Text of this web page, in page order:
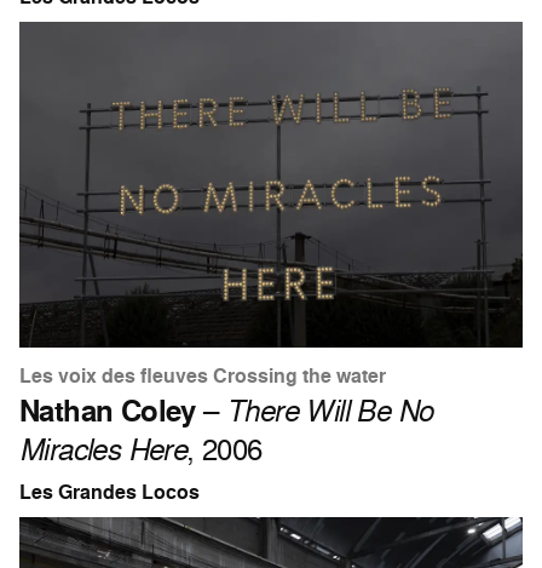
Les voix des fleuves Crossing the water
Nathan Coley– There Will Be No
Miracles Here, 2006
Les Grandes Locos